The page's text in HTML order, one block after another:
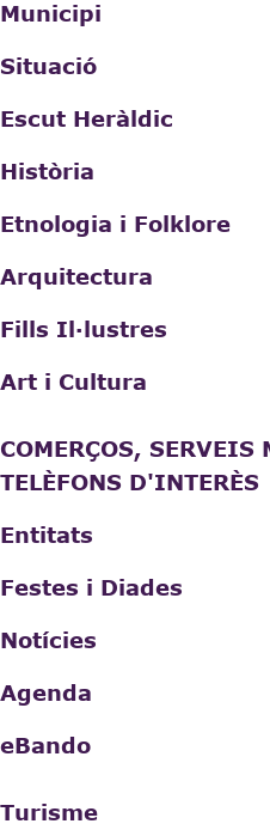
Municipi
Situació
Escut Heràldic
Història
Etnologia i Folklore
Arquitectura
Fills Il·lustres
Art i Cultura
COMERÇOS,
TELÈFONS D'INTERÈS
Entitats
Festes i Diades
Notícies
Agenda
eBando
Turisme